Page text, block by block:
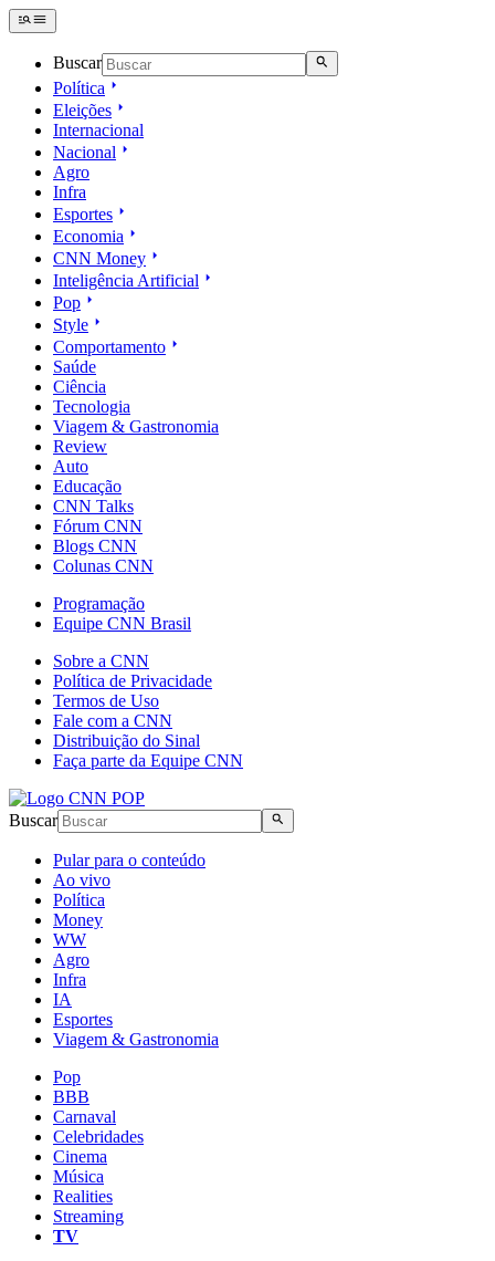
Buscar
Política
Eleições
Internacional
Nacional
Agro
Infra
Esportes
Economia
CNN Money
Inteligência Artificial
Pop
Style
Comportamento
Saúde
Ciência
Tecnologia
Viagem & Gastronomia
Review
Auto
Educação
CNN Talks
Fórum CNN
Blogs CNN
Colunas CNN
Programação
Equipe CNN Brasil
Sobre a CNN
Política de Privacidade
Termos de Uso
Fale com a CNN
Distribuição do Sinal
Faça parte da Equipe CNN
Buscar
Pular para o conteúdo
Ao vivo
Política
Money
WW
Agro
Infra
IA
Esportes
Viagem & Gastronomia
Pop
BBB
Carnaval
Celebridades
Cinema
Música
Realities
Streaming
TV